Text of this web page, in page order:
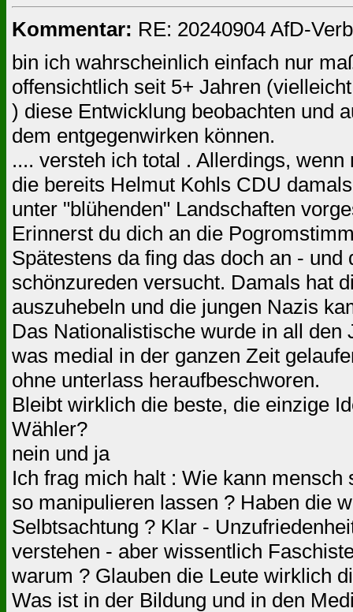
Kommentar: RE: 20240904 AfD-
bin ich wahrscheinlich einfach nur
offensichtlich seit 5+ Jahren
) diese Entwicklung beobachten und
dem entgegenwirken können.
.... versteh ich total . Allerdings,
die bereits Helmut Kohls CDU
unter "blühenden" Landschaften
Erinnerst du dich an die
Spätestens da fing das doch an -
schönzureden versucht. Damals hat
auszuhebeln und die jungen Nazis
Das Nationalistische wurde in all
was medial in der ganzen Zeit
ohne unterlass heraufbeschworen.
Bleibt wirklich die beste, die einzige
Wähler?
nein und ja
Ich frag mich halt : Wie kann
so manipulieren lassen ? Haben die
Selbtsachtung ? Klar -
verstehen - aber wissentlich
warum ? Glauben die Leute wirklich
Was ist in der Bildung und in den